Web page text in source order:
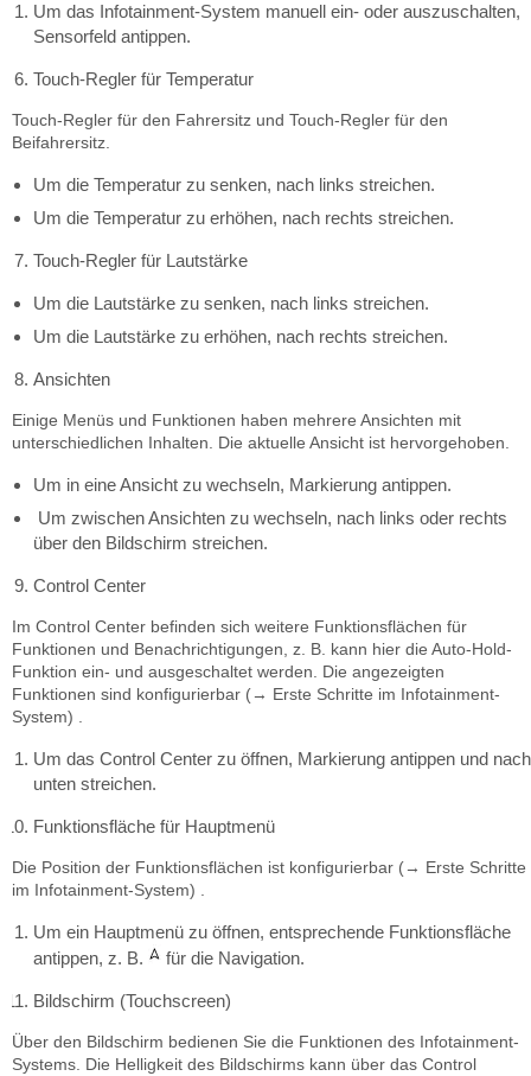
Um das Infotainment-System manuell ein- oder auszuschalten,
Sensorfeld antippen.
Touch-Regler für Temperatur
Touch-Regler für den Fahrersitz und Touch-Regler für den
Beifahrersitz.
Um die Temperatur zu senken, nach links streichen.
Um die Temperatur zu erhöhen, nach rechts streichen.
Touch-Regler für Lautstärke
Um die Lautstärke zu senken, nach links streichen.
Um die Lautstärke zu erhöhen, nach rechts streichen.
Ansichten
Einige Menüs und Funktionen haben mehrere Ansichten mit
unterschiedlichen Inhalten. Die aktuelle Ansicht ist hervorgehoben.
Um in eine Ansicht zu wechseln, Markierung antippen.
Um zwischen Ansichten zu wechseln, nach links oder rechts
über den Bildschirm streichen.
Control Center
Im Control Center befinden sich weitere Funktionsflächen für
Funktionen und Benachrichtigungen, z. B. kann hier die Auto-Hold-
Funktion ein- und ausgeschaltet werden. Die angezeigten
Funktionen sind konfigurierbar (→ Erste Schritte im Infotainment-
System) .
Um das Control Center zu öffnen, Markierung antippen und nach
unten streichen.
Funktionsfläche für Hauptmenü
Die Position der Funktionsflächen ist konfigurierbar (→ Erste Schritte
im Infotainment-System) .
Um ein Hauptmenü zu öffnen, entsprechende Funktionsfläche
antippen, z. B.
für die Navigation.
Bildschirm (Touchscreen)
Über den Bildschirm bedienen Sie die Funktionen des Infotainment-
Systems. Die Helligkeit des Bildschirms kann über das Control